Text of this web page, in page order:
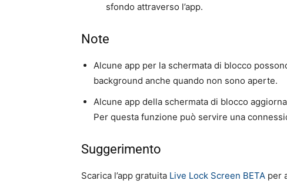
sfondo attraverso l’app.
Note
Alcune app per la schermata di blocco
background anche quando non sono aperte.
Alcune app della schermata di blocco
Per questa funzione può servire una
Suggerimento
Scarica l’app gratuita Live Lock Screen BETA per